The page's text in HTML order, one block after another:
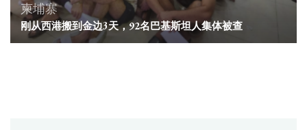
柬埔寨
刚从西港搬到金边3天，92名巴基斯坦人集体被查